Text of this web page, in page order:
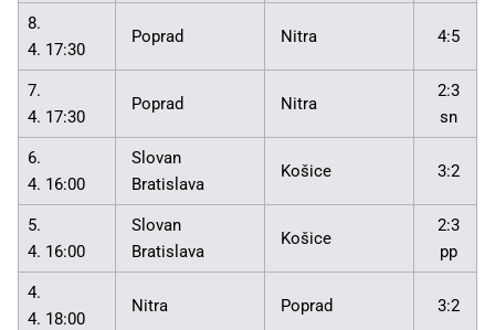
8.
4. 17:30
Poprad Nitra 4:5
7.
4. 17:30
Poprad Nitra
2:3
sn
6.
4. 16:00
Slovan
Bratislava
Košice 3:2
5.
4. 16:00
Slovan
Bratislava
Košice
2:3
pp
4.
4. 18:00
Nitra Poprad 3:2